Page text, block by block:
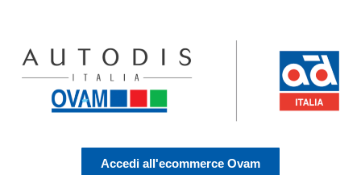
Accedi all'ecommerce Ovam